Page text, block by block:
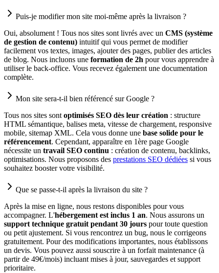
Puis-je modifier mon site moi-même après la livraison ?
Oui, absolument ! Tous nos sites sont livrés avec un CMS (système
de gestion de contenu) intuitif qui vous permet de modifier
facilement vos textes, images, ajouter des pages, publier des articles
de blog. Nous incluons une formation de 2h pour vous apprendre à
utiliser le back-office. Vous recevez également une documentation
complète.
Mon site sera-t-il bien référencé sur Google ?
Tous nos sites sont optimisés SEO dès leur création : structure
HTML sémantique, balises meta, vitesse de chargement, responsive
mobile, sitemap XML. Cela vous donne une base solide pour le
référencement. Cependant, apparaître en 1ère page Google
nécessite un travail SEO continu : création de contenu, backlinks,
optimisations. Nous proposons des prestations SEO dédiées si vous
souhaitez booster votre visibilité.
Que se passe-t-il après la livraison du site ?
Après la mise en ligne, nous restons disponibles pour vous
accompagner. L'hébergement est inclus 1 an. Nous assurons un
support technique gratuit pendant 30 jours pour toute question
ou petit ajustement. Si vous rencontrez un bug, nous le corrigeons
gratuitement. Pour des modifications importantes, nous établissons
un devis. Vous pouvez aussi souscrire à un forfait maintenance (à
partir de 49€/mois) incluant mises à jour, sauvegardes et support
prioritaire.